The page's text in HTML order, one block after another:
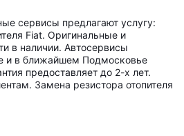
сервисы предлагают услугу:
Fiat. Оригинальные и
в наличии. Автосервисы
и в ближайшем Подмосковье
предоставляет до 2-х лет.
Замена резистора отопителя